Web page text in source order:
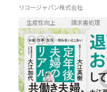
リコージャパン株式会社
生産性向上
請求書処理